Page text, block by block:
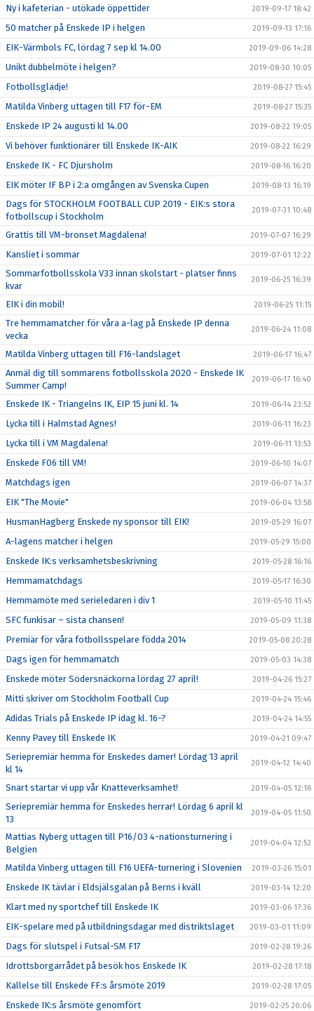
Ny i kafeterian - utökade öppettider 2019-09-17 18:42
50 matcher på Enskede IP i helgen 2019-09-13 17:16
EIK-Värmbols FC, lördag 7 sep kl 14.00 2019-09-06 14:28
Unikt dubbelmöte i helgen? 2019-08-30 10:05
Fotbollsglädje! 2019-08-27 15:45
Matilda Vinberg uttagen till F17 för-EM 2019-08-27 15:35
Enskede IP 24 augusti kl 14.00 2019-08-22 19:05
Vi behöver funktionärer till Enskede IK-AIK 2019-08-22 16:29
Enskede IK - FC Djursholm 2019-08-16 16:20
EIK möter IF BP i 2:a omgången av Svenska Cupen 2019-08-13 16:19
Dags för STOCKHOLM FOOTBALL CUP 2019 - EIK:s stora
fotbollscup i Stockholm
2019-07-31 10:48
Grattis till VM-bronset Magdalena! 2019-07-07 16:29
Kansliet i sommar 2019-07-01 12:22
Sommarfotbollsskola V33 innan skolstart - platser finns
kvar
2019-06-25 16:39
EIK i din mobil! 2019-06-25 11:15
Tre hemmamatcher för våra a-lag på Enskede IP denna
vecka
2019-06-24 11:08
Matilda Vinberg uttagen till F16-landslaget 2019-06-17 16:47
Anmäl dig till sommarens fotbollsskola 2020 - Enskede IK
Summer Camp!
2019-06-17 16:40
Enskede IK - Triangelns IK, EIP 15 juni kl. 14 2019-06-14 23:52
Lycka till i Halmstad Agnes! 2019-06-11 16:23
Lycka till i VM Magdalena! 2019-06-11 13:53
Enskede F06 till VM! 2019-06-10 14:07
Matchdags igen 2019-06-07 14:37
EIK "The Movie" 2019-06-04 13:58
HusmanHagberg Enskede ny sponsor till EIK! 2019-05-29 16:07
A-lagens matcher i helgen 2019-05-29 15:00
Enskede IK:s verksamhetsbeskrivning 2019-05-28 16:16
Hemmamatchdags 2019-05-17 16:30
Hemmamöte med serieledaren i div 1 2019-05-10 11:45
SFC funkisar – sista chansen! 2019-05-09 11:38
Premiär för våra fotbollsspelare födda 2014 2019-05-08 20:28
Dags igen för hemmamatch 2019-05-03 14:38
Enskede möter Södersnäckorna lördag 27 april! 2019-04-26 15:27
Mitti skriver om Stockholm Football Cup 2019-04-24 15:46
Adidas Trials på Enskede IP idag kl. 16-? 2019-04-24 14:55
Kenny Pavey till Enskede IK 2019-04-21 09:47
Seriepremiär hemma för Enskedes damer! Lördag 13 april
kl 14
2019-04-12 14:40
Snart startar vi upp vår Knatteverksamhet! 2019-04-05 12:16
Seriepremiär hemma för Enskedes herrar! Lördag 6 april kl
13
2019-04-05 11:50
Mattias Nyberg uttagen till P16/03 4-nationsturnering i
Belgien
2019-04-04 12:52
Matilda Vinberg uttagen till F16 UEFA-turnering i Slovenien 2019-03-26 15:01
Enskede IK tävlar i Eldsjälsgalan på Berns i kväll 2019-03-14 12:20
Klart med ny sportchef till Enskede IK 2019-03-06 17:36
EIK-spelare med på utbildningsdagar med distriktslaget 2019-03-01 11:09
Dags för slutspel i Futsal-SM F17 2019-02-28 19:26
Idrottsborgarrådet på besök hos Enskede IK 2019-02-28 17:18
Kallelse till Enskede FF:s årsmöte 2019 2019-02-28 17:05
Enskede IK:s årsmöte genomfört 2019-02-25 20:06